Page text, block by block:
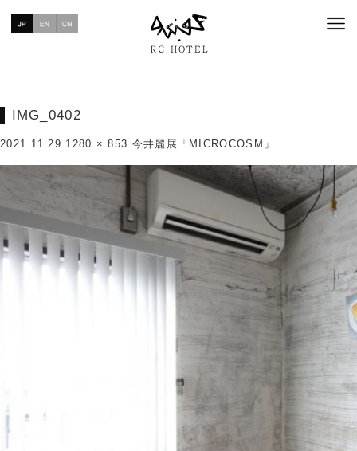
IMG_0402
2021.11.29 1280 × 853 今井麗展「MICROCOSM」